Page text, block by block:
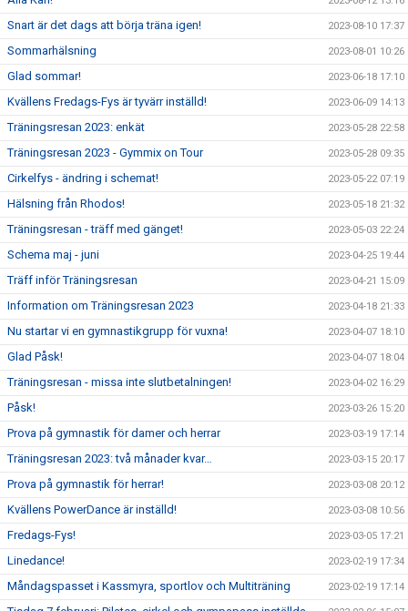
Snart är det dags att börja träna igen! 2023-08-10 17:37
Sommarhälsning 2023-08-01 10:26
Glad sommar! 2023-06-18 17:10
Kvällens Fredags-Fys är tyvärr inställd! 2023-06-09 14:13
Träningsresan 2023: enkät 2023-05-28 22:58
Träningsresan 2023 - Gymmix on Tour 2023-05-28 09:35
Cirkelfys - ändring i schemat! 2023-05-22 07:19
Hälsning från Rhodos! 2023-05-18 21:32
Träningsresan - träff med gänget! 2023-05-03 22:24
Schema maj - juni 2023-04-25 19:44
Träff inför Träningsresan 2023-04-21 15:09
Information om Träningsresan 2023 2023-04-18 21:33
Nu startar vi en gymnastikgrupp för vuxna! 2023-04-07 18:10
Glad Påsk! 2023-04-07 18:04
Träningsresan - missa inte slutbetalningen! 2023-04-02 16:29
Påsk! 2023-03-26 15:20
Prova på gymnastik för damer och herrar 2023-03-19 17:14
Träningsresan 2023: två månader kvar… 2023-03-15 20:17
Prova på gymnastik för herrar! 2023-03-08 20:12
Kvällens PowerDance är inställd! 2023-03-08 10:56
Fredags-Fys! 2023-03-05 17:21
Linedance! 2023-02-19 17:34
Måndagspasset i Kassmyra, sportlov och Multiträning 2023-02-19 17:14